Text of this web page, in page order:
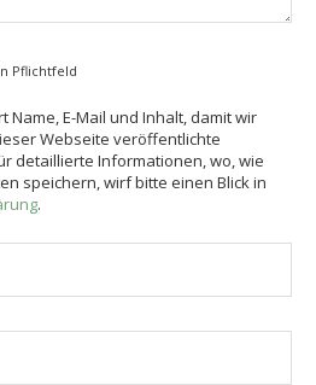
Pflichtfeld
Name, E-Mail und Inhalt, damit wir
Webseite veröffentlichte
detaillierte Informationen, wo, wie
speichern, wirf bitte einen Blick in
.